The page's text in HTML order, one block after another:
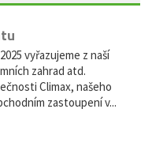
vyřazujeme z naší
zahrad atd.
Climax, našeho
zastoupení v...